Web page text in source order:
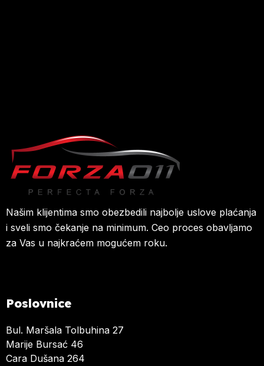
Našim klijentima smo obezbedili najbolje uslove plaćanja
i sveli smo čekanje na minimum. Ceo proces obavljamo
za Vas u najkraćem mogućem roku.
Poslovnice
Bul. Maršala Tolbuhina 27
Marije Bursać 46
Cara Dušana 264